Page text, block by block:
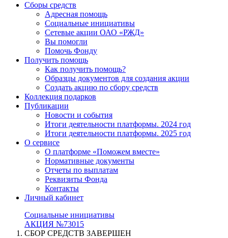
Сборы средств
Адресная помощь
Социальные инициативы
Сетевые акции ОАО «РЖД»
Вы помогли
Помочь Фонду
Получить помощь
Как получить помощь?
Образцы документов для создания акции
Создать акцию по сбору средств
Коллекция подарков
Публикации
Новости и события
Итоги деятельности платформы. 2024 год
Итоги деятельности платформы. 2025 год
О сервисе
О платформе «Поможем вместе»
Нормативные документы
Отчеты по выплатам
Реквизиты Фонда
Контакты
Личный кабинет
Социальные инициативы
АКЦИЯ №73015
СБОР СРЕДСТВ ЗАВЕРШЕН